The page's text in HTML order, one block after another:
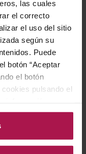
las cuales
el correcto
el uso del sitio
según su
Puede
botón “Aceptar
el botón
pulsando el
más
de Cookies
Bodegas y Viñedos